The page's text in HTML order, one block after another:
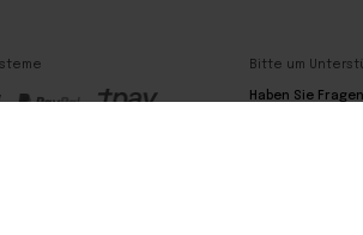
Bitte um
Haben Sie